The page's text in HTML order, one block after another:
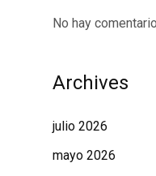
No hay
Archives
julio 2026
mayo 2026